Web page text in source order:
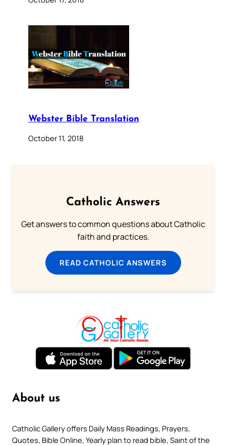
Webster Bible Translation
October 11, 2018
Catholic Answers
Get answers to common questions about Catholic
faith and practices.
READ CATHOLIC ANSWERS
About us
Catholic Gallery offers Daily Mass Readings, Prayers,
Quotes, Bible Online, Yearly plan to read bible, Saint of the